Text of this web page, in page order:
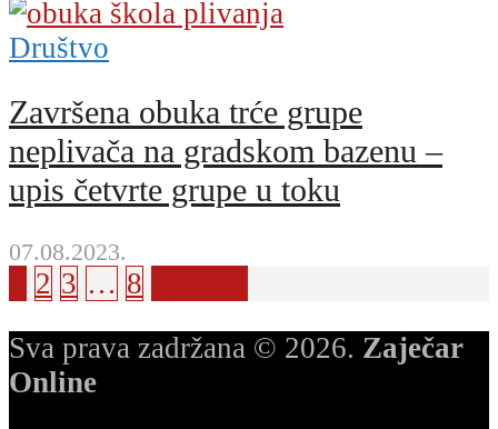
Društvo
Završena obuka trće grupe
neplivača na gradskom bazenu –
upis četvrte grupe u toku
07.08.2023.
2 3 … 8
Sva prava zadržana © 2026. Zaječar
Online